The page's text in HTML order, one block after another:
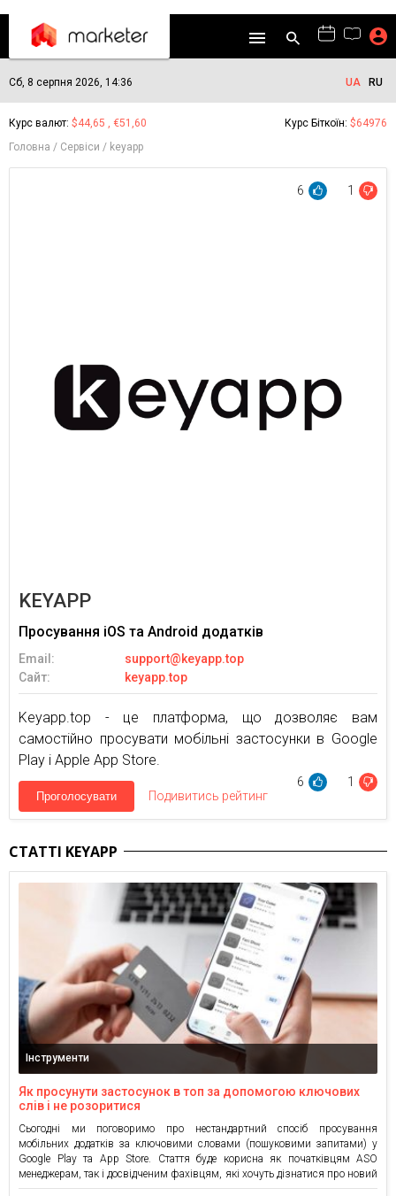
Сб, 8 серпня 2026, 14:36 UA RU
Курс валют: $44,65 , €51,60 Курс Біткоїн: $64976
Головна
Сервіси keyapp
6 1
KEYAPP
Просування iOS та Android додатків
Email:
support@keyapp.top
Сайт:
keyapp.top
Keyapp.top - це платформа, що дозволяє вам
самостійно просувати мобільні застосунки в Google
Play і Apple App Store.
6 1
Проголосувати Подивитись рейтинг
СТАТТІ KEYAPP
Інструменти
Як просунути застосунок в топ за допомогою ключових
слів і не розоритися
Сьогодні ми поговоримо про нестандартний спосіб просування
мобільних додатків за ключовими словами (пошуковими запитами) у
Google Play та App Store. Стаття буде корисна як початківцям ASO
менеджерам, так і досвідченим фахівцям, які хочуть дізнатися про новий
спосіб просування додатків у сторах. За дослідженнями, проведеними